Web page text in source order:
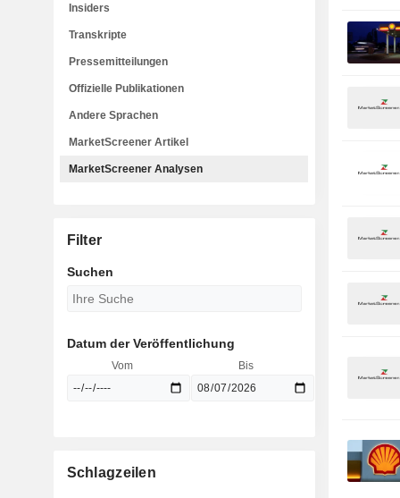
Insiders
Transkripte
Pressemitteilungen
Offizielle Publikationen
Andere Sprachen
MarketScreener Artikel
MarketScreener Analysen
Filter
Suchen
Datum der Veröffentlichung
Vom Bis
Schlagzeilen